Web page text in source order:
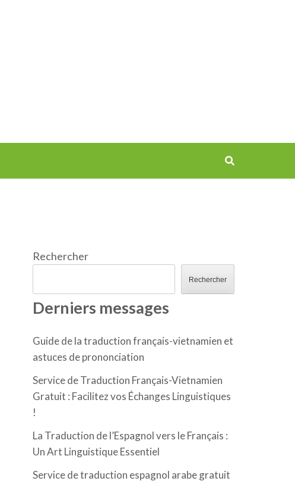
Rechercher
Rechercher
Derniers messages
Guide de la traduction français-vietnamien et
astuces de prononciation
Service de Traduction Français-Vietnamien
Gratuit : Facilitez vos Échanges Linguistiques
!
La Traduction de l’Espagnol vers le Français :
Un Art Linguistique Essentiel
Service de traduction espagnol arabe gratuit